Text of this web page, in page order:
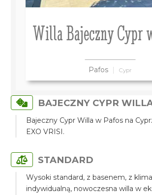
Willa Bajeczny Cypr
Pafos Cypr
BAJECZNY CYPR
Bajeczny Cypr Willa w Pafos na
EXO VRISI.
STANDARD
Wysoki standard, z basenem, z
indywidualną, nowoczesna willa w